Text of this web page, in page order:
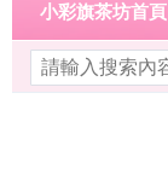
小彩旗茶坊首頁